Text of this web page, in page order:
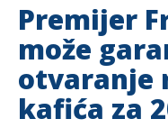
Premijer
može
otvaranje
kafića za